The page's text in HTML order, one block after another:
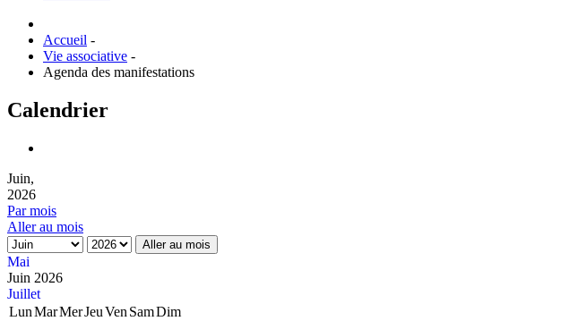
Accueil -
Vie associative -
Agenda des manifestations
Calendrier
Juin,
2026
Par mois
Aller au mois
Aller au mois
Mai
Juin 2026
Juillet
LunMarMerJeuVen SamDim